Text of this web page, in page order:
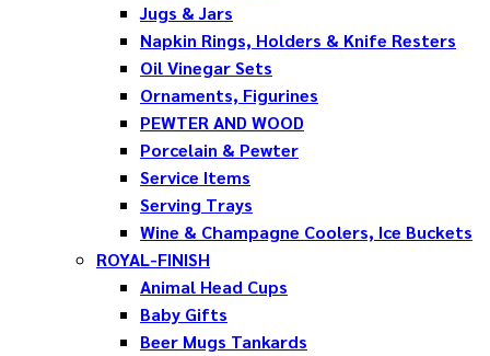
Jugs & Jars
Napkin Rings, Holders & Knife Resters
Oil Vinegar Sets
Ornaments, Figurines
PEWTER AND WOOD
Porcelain & Pewter
Service Items
Serving Trays
Wine & Champagne Coolers, Ice Buckets
ROYAL-FINISH
Animal Head Cups
Baby Gifts
Beer Mugs Tankards